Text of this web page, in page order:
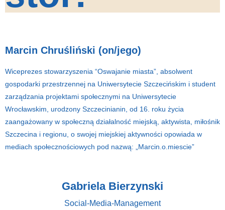
Marcin Chruśliński (on/jego)
Wiceprezes stowarzyszenia “Oswajanie miasta”, absolwent
gospodarki przestrzennej na Uniwersytecie Szczecińskim i student
zarządzania projektami społecznymi na Uniwersytecie
Wrocławskim, urodzony Szczecinianin, od 16. roku życia
zaangażowany w społeczną działalność miejską, aktywista, miłośnik
Szczecina i regionu, o swojej miejskiej aktywności opowiada w
mediach społecznościowych pod nazwą: „Marcin.o.miescie”
Gabriela Bierzynski
Social-Media-Management